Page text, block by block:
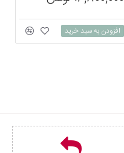
افزودن به سبد خرید